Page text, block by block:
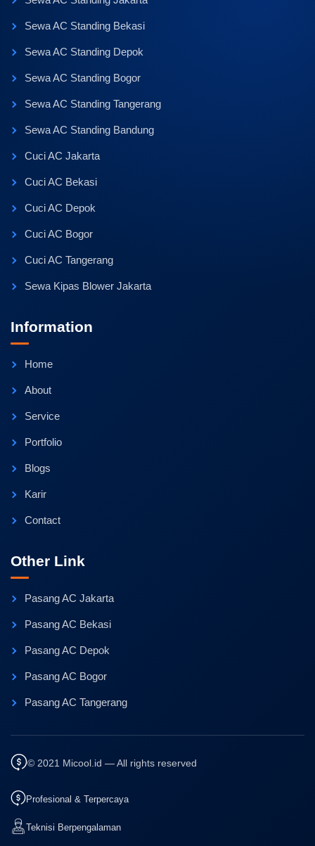
Sewa AC Standing Bekasi
Sewa AC Standing Depok
Sewa AC Standing Bogor
Sewa AC Standing Tangerang
Sewa AC Standing Bandung
Cuci AC Jakarta
Cuci AC Bekasi
Cuci AC Depok
Cuci AC Bogor
Cuci AC Tangerang
Sewa Kipas Blower Jakarta
Information
Home
About
Service
Portfolio
Blogs
Karir
Contact
Other Link
Pasang AC Jakarta
Pasang AC Bekasi
Pasang AC Depok
Pasang AC Bogor
Pasang AC Tangerang
© 2021 Micool.id — All rights reserved
Profesional & Terpercaya
Teknisi Berpengalaman